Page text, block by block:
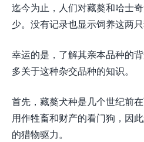
迄今为止，人们对藏獒和哈士
少。没有记录也显示饲养这两只
幸运的是，了解其亲本品种的
多关于这种杂交品种的知识。
首先，藏獒犬种是几个世纪前
用作牲畜和财产的看门狗，因
的猎物驱力。